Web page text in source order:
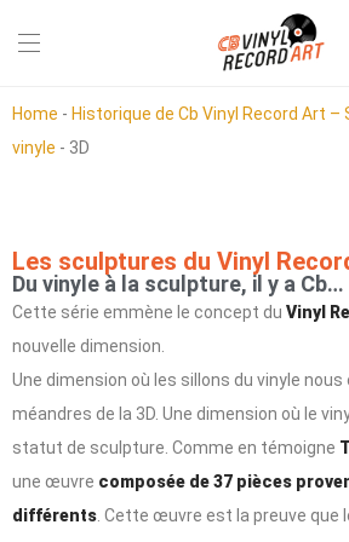
Home - Historique de Cb Vinyl Record Art
vinyle - 3D
Les sculptures du Vinyl
Du vinyle à la sculpture, il y a Cb…
Cette série emmène le concept du Vinyl
nouvelle dimension.
Une dimension où les sillons du vinyle
méandres de la 3D. Une dimension où le
statut de sculpture. Comme en témoigne
une œuvre composée de 37 pièces
différents . Cette œuvre est la preuve que